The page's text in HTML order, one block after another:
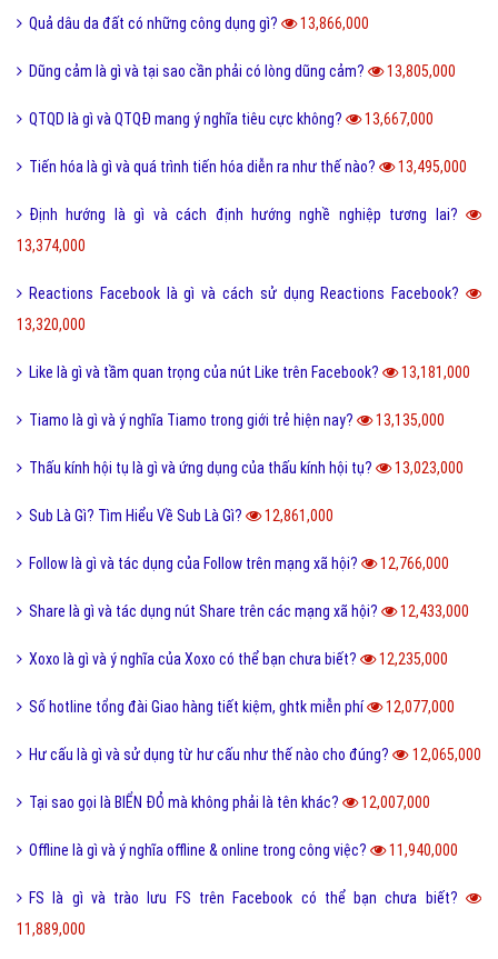
Quả dâu da đất có những công dụng gì? 13,866,000
Dũng cảm là gì và tại sao cần phải có lòng dũng cảm? 13,805,000
QTQD là gì và QTQĐ mang ý nghĩa tiêu cực không? 13,667,000
Tiến hóa là gì và quá trình tiến hóa diễn ra như thế nào? 13,495,000
Định hướng là gì và cách định hướng nghề nghiệp tương lai?
13,374,000
Reactions Facebook là gì và cách sử dụng Reactions Facebook?
13,320,000
Like là gì và tầm quan trọng của nút Like trên Facebook? 13,181,000
Tiamo là gì và ý nghĩa Tiamo trong giới trẻ hiện nay? 13,135,000
Thấu kính hội tụ là gì và ứng dụng của thấu kính hội tụ? 13,023,000
Sub Là Gì? Tìm Hiểu Về Sub Là Gì? 12,861,000
Follow là gì và tác dụng của Follow trên mạng xã hội? 12,766,000
Share là gì và tác dụng nút Share trên các mạng xã hội? 12,433,000
Xoxo là gì và ý nghĩa của Xoxo có thể bạn chưa biết? 12,235,000
Số hotline tổng đài Giao hàng tiết kiệm, ghtk miễn phí 12,077,000
Hư cấu là gì và sử dụng từ hư cấu như thế nào cho đúng? 12,065,000
Tại sao gọi là BIỂN ĐỎ mà không phải là tên khác? 12,007,000
Offline là gì và ý nghĩa offline & online trong công việc? 11,940,000
FS là gì và trào lưu FS trên Facebook có thể bạn chưa biết?
11,889,000